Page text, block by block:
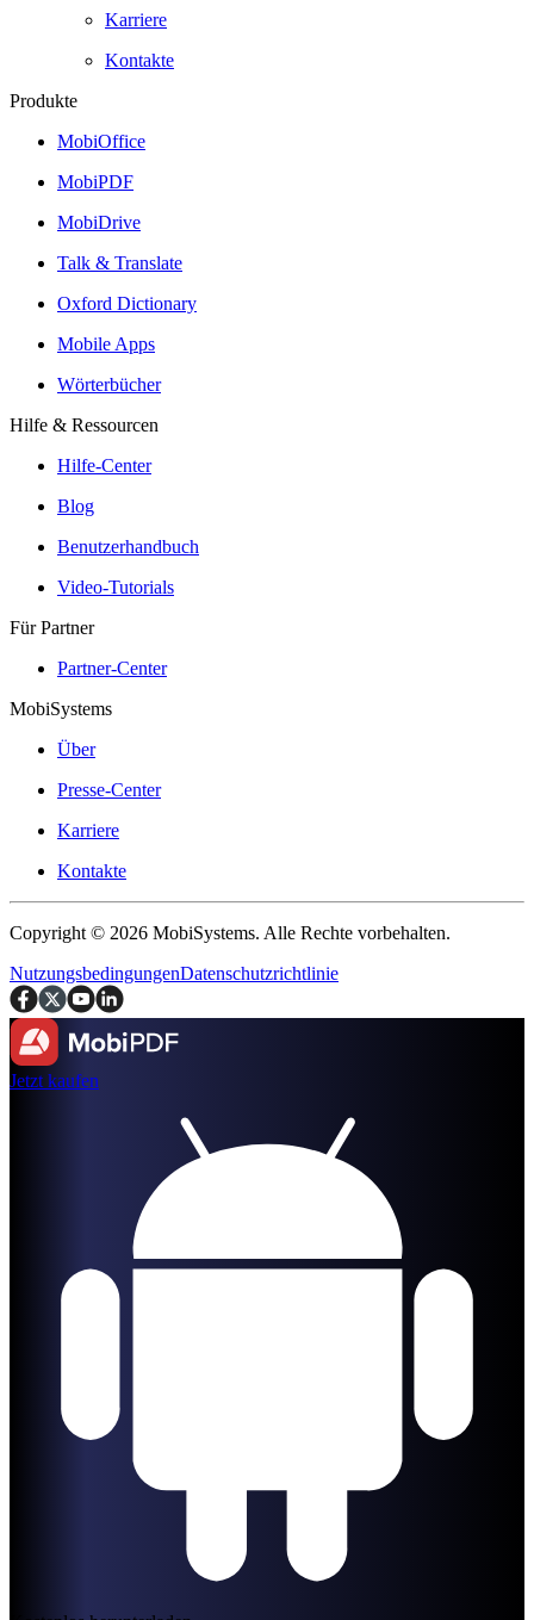
Karriere
Kontakte
Produkte
MobiOffice
MobiPDF
MobiDrive
Talk & Translate
Oxford Dictionary
Mobile Apps
Wörterbücher
Hilfe & Ressourcen
Hilfe-Center
Blog
Benutzerhandbuch
Video-Tutorials
Für Partner
Partner-Center
MobiSystems
Über
Presse-Center
Karriere
Kontakte
Copyright © 2026 MobiSystems. Alle Rechte vorbehalten.
NutzungsbedingungenDatenschutzrichtlinie
Jetzt kaufen